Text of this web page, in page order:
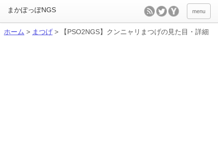
menu
ホーム > まつげ > 【PSO2NGS】クンニャリまつげの見た目・詳細